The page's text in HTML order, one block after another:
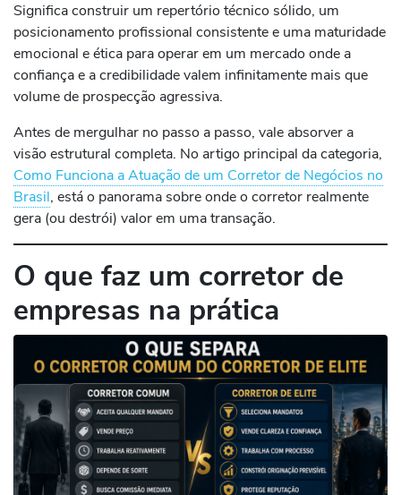
Significa construir um repertório técnico sólido, um
posicionamento profissional consistente e uma maturidade
emocional e ética para operar em um mercado onde a
confiança e a credibilidade valem infinitamente mais que
volume de prospecção agressiva.
Antes de mergulhar no passo a passo, vale absorver a
visão estrutural completa. No artigo principal da categoria,
Como Funciona a Atuação de um Corretor de Negócios no
Brasil, está o panorama sobre onde o corretor realmente
gera (ou destrói) valor em uma transação.
O que faz um corretor de
empresas na prática